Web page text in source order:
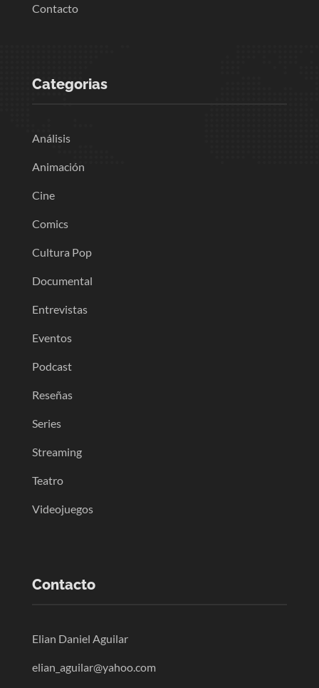
Contacto
Categorias
Análisis
Animación
Cine
Comics
Cultura Pop
Documental
Entrevistas
Eventos
Podcast
Reseñas
Series
Streaming
Teatro
Videojuegos
Contacto
Elian Daniel Aguilar
elian_aguilar@yahoo.com